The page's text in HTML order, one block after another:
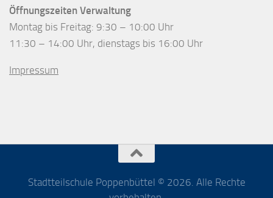
Öffnungszeiten Verwaltung
Montag bis Freitag: 9:30 – 10:00 Uhr
11:30 – 14:00 Uhr, dienstags bis 16:00 Uhr
Impressum
Stadtteilschule Poppenbüttel © 2026. Alle Rechte